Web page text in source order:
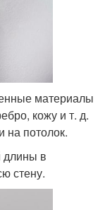
материалы
кожу и т. д.
на потолок.
длины в
стену.